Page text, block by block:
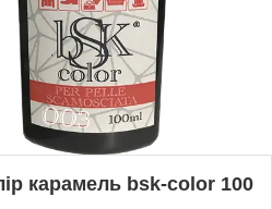
карамель bsk-color 100